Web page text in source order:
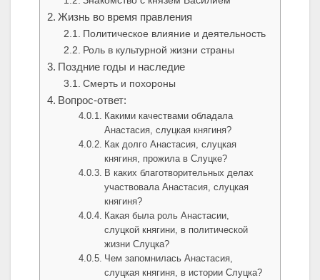
Жизнь во время правления
Политическое влияние и деятельность
Роль в культурной жизни страны
Поздние годы и наследие
Смерть и похороны
Вопрос-ответ:
Какими качествами обладала
Анастасия, слуцкая княгиня?
Как долго Анастасия, слуцкая
княгиня, прожила в Слуцке?
В каких благотворительных делах
участвовала Анастасия, слуцкая
княгиня?
Какая была роль Анастасии,
слуцкой княгини, в политической
жизни Слуцка?
Чем запомнилась Анастасия,
слуцкая княгиня, в истории Слуцка?